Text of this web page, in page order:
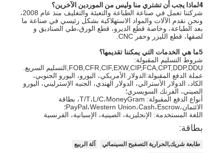
آليّ تعليب آلة
آلة الطباعة التلقائية
وظيفة الصحافة المعدات
قبل معدات الصحافة
مستهلكات أخرى
آلة الوسم الليزر
آلة تشكيل كيس ورق
4لماذا يجب أن تشتري منا وليس من الموردين الآخرين؟
شركتنا تعمل في صناعة الطباعة والتعبئة والتغليف منذ عام 2008،
ونحن نقدم الآلات والمواد الاستهلاكية بشكل رئيسي في صناعة ما
بعد الطباعة، وخاصة قطع الديرو، قطع الورق،طي الصناديق و
لصقها، قطع الليزر وحفر CNC.
5ما هي الخدمات التي يمكننا تقديمها؟
شروط التسليم المقبولة:
FOB,CFR,CIF,EXW,CIP,FCA,CPT,DDP,DDU,التسليم السريع.
عملة الدفع المقبولة:الدولار الأمريكي، اليورو، اليورو الجنوبي،
الكاد، الدولار الأسترالي، الدولار الهندي، الجنيه الإسترليني، اليورو
الصيني، الفرنك السويسري؛
أنواع الدفع المقبولة: T/T،L/C،MoneyGram، بطاقة
الائتمان،PayPal،Western Union،Cash،Escrow؛
اللغة المستخدمة: الإنجليزية، الصينية، الإسبانية، الفرنسية
بطاقة:
طابعة شريك,الحرارية التصفيح السينمائي
آلة الربيع